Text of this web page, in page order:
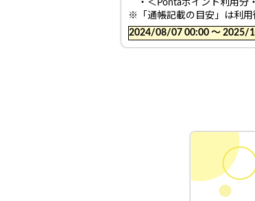
・＜Pontaポイント利用分
※「通帳記載の目安」は利用
2024/08/07 00:00 〜 2025/